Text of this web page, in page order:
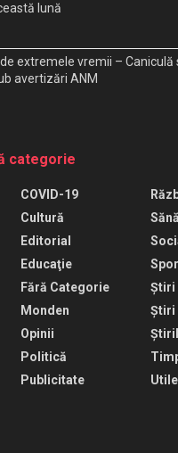
lună
extremele vremii – Caniculă
avertizări ANM
categorie
COVID-19
Cultură
Editorial
Educaţie
Fără Categorie
Monden
Opinii
Politică
Publicitate
Știri
Știri
Utile